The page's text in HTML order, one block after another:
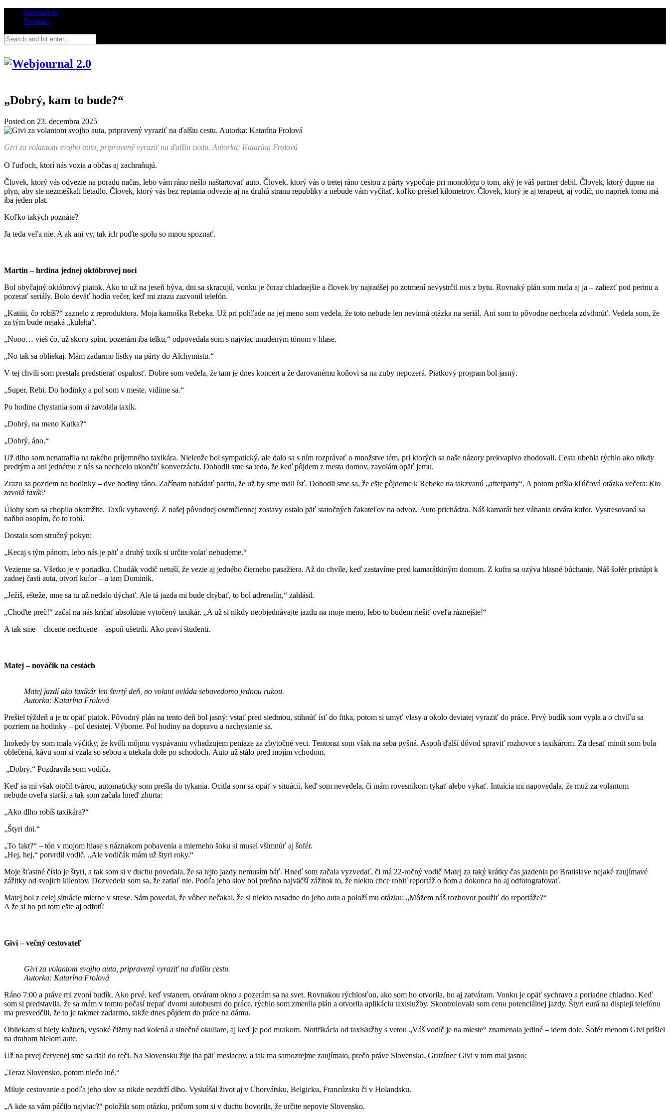
Informácie
Kontakt
„Dobrý, kam to bude?“
Posted on 23. decembra 2025
Givi za volantom svojho auta, pripravený vyraziť na ďalšiu cestu. Autorka: Katarína Frolová
O ľuďoch, ktorí nás vozia a občas aj zachraňujú.
Človek, ktorý vás odvezie na poradu načas, lebo vám ráno nešlo naštartovať auto. Človek, ktorý vás o tretej ráno cestou z párty vypočuje pri monológu o tom, aký je váš partner debil. Človek, ktorý dupne na
plyn, aby ste nezmeškali lietadlo. Človek, ktorý vás bez reptania odvezie aj na druhú stranu republiky a nebude vám vyčítať, koľko prešiel kilometrov. Človek, ktorý je aj terapeut, aj vodič, no napriek tomu má
iba jeden plat.
Koľko takých poznáte?
Ja teda veľa nie. A ak ani vy, tak ich poďte spolu so mnou spoznať.
Martin – hrdina jednej októbrovej noci
Bol obyčajný októbrový piatok. Ako to už na jeseň býva, dni sa skracujú, vonku je čoraz chladnejšie a človek by najradšej po zotmení nevystrčil nos z bytu. Rovnaký plán som mala aj ja – zaliezť pod perinu a
pozerať seriály. Bolo deväť hodín večer, keď mi zrazu zazvonil telefón.
„Katiiii, čo robíš?“ zaznelo z reproduktora. Moja kamoška Rebeka. Už pri pohľade na jej meno som vedela, že toto nebude len nevinná otázka na seriál. Ani som to pôvodne nechcela zdvihnúť. Vedela som, že
za tým bude nejaká „kuleha“.
„Nooo… vieš čo, už skoro spím, pozerám iba telku,“ odpovedala som s najviac unudeným tónom v hlase.
„No tak sa obliekaj. Mám zadarmo lístky na párty do Alchymistu.“
V tej chvíli som prestala predstierať ospalosť. Dobre som vedela, že tam je dnes koncert a že darovanému koňovi sa na zuby nepozerá. Piatkový program bol jasný.
„Super, Rebi. Do hodinky a pol som v meste, vidíme sa.“
Po hodine chystania som si zavolala taxík.
„Dobrý, na meno Katka?“
„Dobrý, áno.“
Už dlho som nenatrafila na takého príjemného taxikára. Nielenže bol sympatický, ale dalo sa s ním rozprávať o množstve tém, pri ktorých sa naše názory prekvapivo zhodovali. Cesta ubehla rýchlo ako nikdy
predtým a ani jednému z nás sa nechcelo ukončiť konverzáciu. Dohodli sme sa teda, že keď pôjdem z mesta domov, zavolám opäť jemu.
Zrazu sa pozriem na hodinky – dve hodiny ráno. Začínam nabádať partiu, že už by sme mali ísť. Dohodli sme sa, že ešte pôjdeme k Rebeke na takzvanú „afterparty“. A potom prišla kľúčová otázka večera: Kto
zavolá taxík?
Úlohy som sa chopila okamžite. Taxík vybavený. Z našej pôvodnej osemčlennej zostavy ostalo päť statočných čakateľov na odvoz. Auto prichádza. Náš kamarát bez váhania otvára kufor. Vystresovaná sa
naňho osopím, čo to robí.
Dostala som stručný pokyn:
„Kecaj s tým pánom, lebo nás je päť a druhý taxík si určite volať nebudeme.“
Vezieme sa. Všetko je v poriadku. Chudák vodič netuší, že vezie aj jedného čierneho pasažiera. Až do chvíle, keď zastavíme pred kamarátkiným domom. Z kufra sa ozýva hlasné búchanie. Náš šofér pristúpi k
zadnej časti auta, otvorí kufor – a tam Dominik.
„Ježiš, ešteže, mne sa tu už nedalo dýchať. Ale tá jazda mi bude chýbať, to bol adrenalín,“ zahlásil.
„Choďte preč!“ začal na nás kričať absolútne vytočený taxikár. „A už si nikdy neobjednávajte jazdu na moje meno, lebo to budem riešiť oveľa ráznejšie!“
A tak sme – chcene-nechcene – aspoň ušetrili. Ako praví študenti.
Matej – nováčik na cestách
Matej jazdí ako taxikár len štvrtý deň, no volant ovláda sebavedomo jednou rukou.
Autorka: Katarína Frolová
Prešiel týždeň a je tu opäť piatok. Pôvodný plán na tento deň bol jasný: vstať pred siedmou, stihnúť ísť do fitka, potom si umyť vlasy a okolo deviatej vyraziť do práce. Prvý budík som vypla a o chvíľu sa
pozriem na hodinky – pol desiatej. Výborne. Pol hodiny na dopravu a nachystanie sa.
Inokedy by som mala výčitky, že kvôli môjmu vyspávaniu vyhadzujem peniaze za zbytočné veci. Tentoraz som však na seba pyšná. Aspoň ďalší dôvod spraviť rozhovor s taxikárom. Za desať minút som bola
oblečená, kávu som si vzala so sebou a utekala dole po schodoch. Auto už stálo pred mojím vchodom.
„Dobrý.“ Pozdravila som vodiča.
Keď sa mi však otočil tvárou, automaticky som prešla do tykania. Ocitla som sa opäť v situácii, keď som nevedela, či mám rovesníkom tykať alebo vykať. Intuícia mi napovedala, že muž za volantom
nebude oveľa starší, a tak som začala hneď zhurta:
„Ako dlho robíš taxikára?“
„Štyri dni.“
„To fakt?“ – tón v mojom hlase s náznakom pobavenia a mierneho šoku si musel všimnúť aj šofér.
„Hej, hej,“ potvrdil vodič. „Ale vodičák mám už štyri roky.“
Moje šťastné číslo je štyri, a tak som si v duchu povedala, že sa tejto jazdy nemusím báť. Hneď som začala vyzvedať, či má 22-ročný vodič Matej za taký krátky čas jazdenia po Bratislave nejaké zaujímavé
zážitky od svojich klientov. Dozvedela som sa, že zatiaľ nie. Podľa jeho slov bol preňho najväčší zážitok to, že niekto chce robiť reportáž o ňom a dokonca ho aj odfotografovať.
Matej bol z celej situácie mierne v strese. Sám povedal, že vôbec nečakal, že si niekto nasadne do jeho auta a položí mu otázku: „Môžem náš rozhovor použiť do reportáže?“
A že si ho pri tom ešte aj odfotí!
Givi – večný cestovateľ
Givi za volantom svojho auta, pripravený vyraziť na ďalšiu cestu.
Autorka: Katarína Frolová
Ráno 7:00 a práve mi zvoní budík. Ako prvé, keď vstanem, otváram okno a pozerám sa na svet. Rovnakou rýchlosťou, ako som ho otvorila, ho aj zatváram. Vonku je opäť sychravo a poriadne chladno. Keď
som si predstavila, že sa mám v tomto počasí trepať dvomi autobusmi do práce, rýchlo som zmenila plán a otvorila aplikáciu taxislužby. Skontrolovala som cenu potenciálnej jazdy. Štyri eurá na displeji telefónu
ma presvedčili, že to je takmer zadarmo, takže dnes pôjdem do práce na dámu.
Obliekam si biely kožuch, vysoké čižmy nad kolená a slnečné okuliare, aj keď je pod mrakom. Notifikácia od taxislužby s vetou „Váš vodič je na mieste“ znamenala jediné – idem dole. Šofér menom Givi prišiel
na drahom bielom aute.
Už na prvej červenej sme sa dali do reči. Na Slovensku žije iba päť mesiacov, a tak ma samozrejme zaujímalo, prečo práve Slovensko. Gruzínec Givi v tom mal jasno:
„Teraz Slovensko, potom niečo iné.“
Miluje cestovanie a podľa jeho slov sa nikde nezdrží dlho. Vyskúšal život aj v Chorvátsku, Belgicku, Francúzsku či v Holandsku.
„A kde sa vám páčilo najviac?“ položila som otázku, pričom som si v duchu hovorila, že určite nepovie Slovensko.